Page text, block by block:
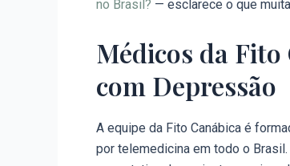
no Brasil? — esclarece o que
Médicos da
com Depressão
A equipe da Fito Canábica é
por telemedicina em todo o